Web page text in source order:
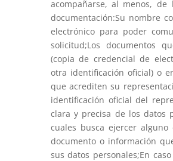
acompañarse, al menos,
documentación:Su nombre
electrónico para poder
solicitud;Los documentos
(copia de credencial de
otra identificación oficial) o
que acrediten su
identificación oficial del
clara y precisa de los datos
cuales busca ejercer
documento o información
sus datos personales;En